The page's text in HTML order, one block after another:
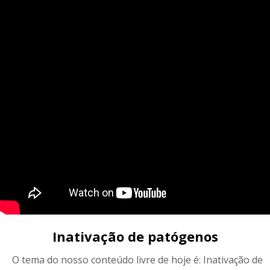
Inativação de patógenos
O tema do nosso conteúdo livre de hoje é: Inativação de